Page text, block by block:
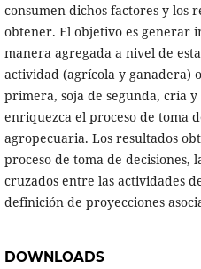
consumen dichos factores y los
obtener. El objetivo es generar
manera agregada a nivel de
actividad (agrícola y ganadera)
primera, soja de segunda, cría
enriquezca el proceso de toma
agropecuaria. Los resultados
proceso de toma de decisiones,
cruzados entre las actividades
definición de proyecciones
DOWNLOADS